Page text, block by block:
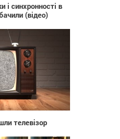
і синхронності в
(відео)
1 084
телевізор